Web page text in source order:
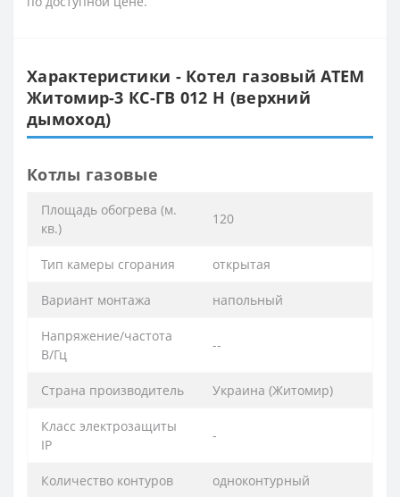
Характеристики - Котел газовый АТЕМ
Житомир-3 КС-ГВ 012 Н (верхний
дымоход)
Котлы газовые
Площадь обогрева (м.
кв.)
120
Тип камеры сгорания открытая
Вариант монтажа напольный
Напряжение/частота
В/Гц
--
Страна производитель Украина (Житомир)
Класс электрозащиты
IP
-
Количество контуров одноконтурный